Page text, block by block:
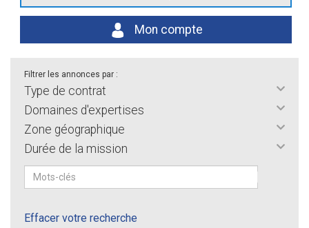
Mon compte
Filtrer les annonces par :
Type de contrat
Domaines d'expertises
Zone géographique
Durée de la mission
Effacer votre recherche